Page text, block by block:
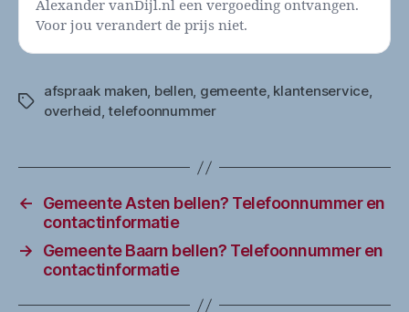
Alexander vanDijl.nl een vergoeding ontvangen.
Voor jou verandert de prijs niet.
Tags
afspraak maken, bellen, gemeente, klantenservice,
overheid,telefoonnummer
←
Gemeente Asten bellen? Telefoonnummer en
contactinformatie
→
Gemeente Baarn bellen? Telefoonnummer en
contactinformatie